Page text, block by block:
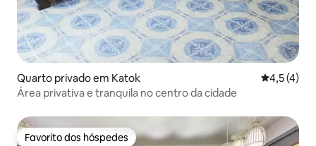
Quarto privado em Katok
4,5 (4)
Área privativa e tranquila no centro da cidade
Favorito dos hóspedes